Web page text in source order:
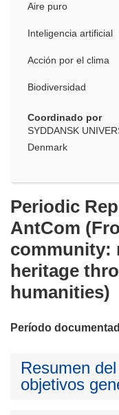
Aire puro
Inteligencia artificial
Acción por el clima
Biodiversidad
Coordinado por
SYDDANSK
Denmark
Periodic
AntCom
community:
heritage
humanities)
Período
Resumen
objetivos